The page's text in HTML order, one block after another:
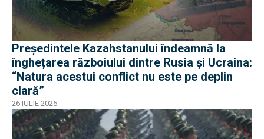
Președintele Kazahstanului îndeamnă la
înghețarea războiului dintre Rusia și Ucraina:
“Natura acestui conflict nu este pe deplin
clară”
26 IULIE 2026